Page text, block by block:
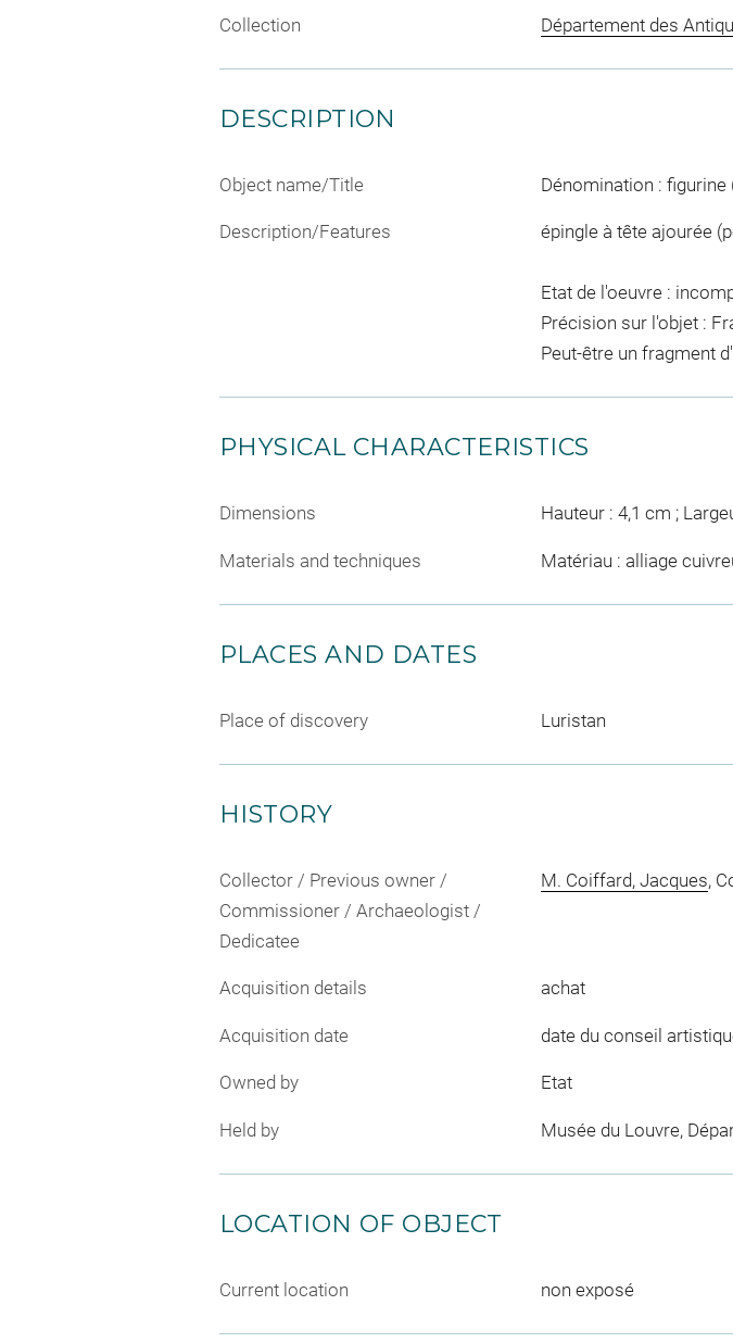
Collection Département des
DESCRIPTION
Object name/Title Dénomination : figurine
Description/Features épingle à tête ajourée
Etat de l'oeuvre :
Précision sur l'objet :
Peut-être un fragment
PHYSICAL CHARACTERISTICS
Dimensions Hauteur : 4,1 cm ;
Materials and techniques Matériau : alliage
PLACES AND DATES
Place of discovery Luristan
HISTORY
Collector / Previous owner /
Commissioner / Archaeologist /
Dedicatee
M. Coiffard, Jacques,
Acquisition details achat
Acquisition date date du conseil
Owned by Etat
Held by Musée du Louvre,
LOCATION OF OBJECT
Current location non exposé